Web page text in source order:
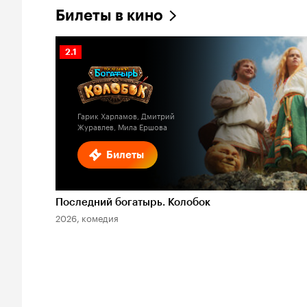
Билеты в кино
Билеты
Рейтинг
Кинопоиска
2.1
Гарик Харламов, Дмитрий
Журавлев, Мила Ершова
Последний богатырь. Колобок
2026, комедия